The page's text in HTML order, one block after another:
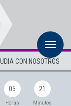
CON NOSOTROS
05
Horas
21
Minutos